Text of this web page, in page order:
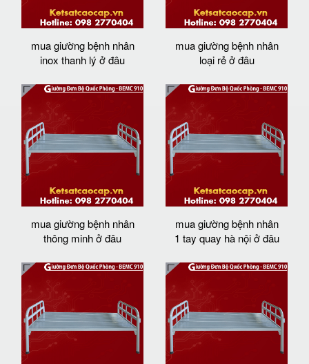
mua giường bệnh nhân
inox thanh lý ở đâu
mua giường bệnh nhân
loại rẻ ở đâu
mua giường bệnh nhân
thông minh ở đâu
mua giường bệnh nhân
1 tay quay hà nội ở đâu